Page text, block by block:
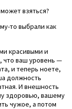
взяться?
то выбрали как
красивыми и
что ваш уровень —
и теперь ноете,
должность
И внешность
здоровью, вашему
чужое, а потом